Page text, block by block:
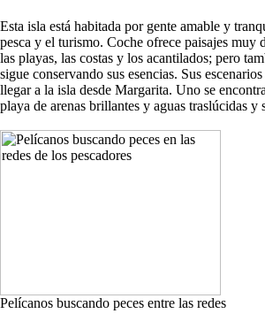
Esta isla está habitada por gente amable y
pesca y el turismo. Coche ofrece paisajes muy
las playas, las costas y los acantilados; pero
sigue conservando sus esencias. Sus
llegar a la isla desde Margarita. Uno se
playa de arenas brillantes y aguas traslúcidas y
Pelícanos buscando peces entre las redes